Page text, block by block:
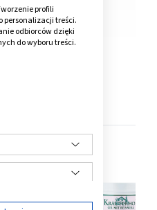
profili
personalizacji treści.
odbiorców dzięki
do wyboru treści.